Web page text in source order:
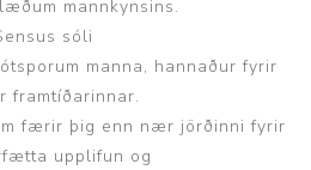
mannkynsins.
sóli
manna, hannaður fyrir
framtíðarinnar.
færir þig enn nær jörðinni fyrir
upplifun og